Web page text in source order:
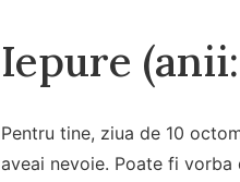
Iepure (anii:
Pentru tine, ziua de 10
aveai nevoie. Poate fi